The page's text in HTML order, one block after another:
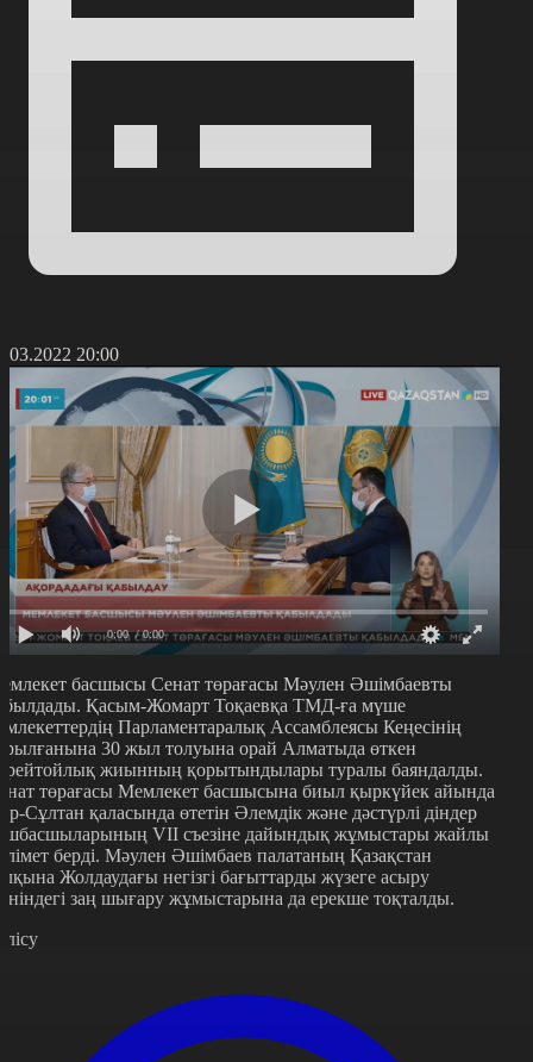
20:00
0:00 / 0:00
басшысы Сенат төрағасы Мәулен Әшімбаевты
Қасым-Жомарт Тоқаевқа ТМД-ға мүше
Парламентаралық Ассамблеясы Кеңесінің
30 жыл толуына орай Алматыда өткен
жиынның қорытындылары туралы баяндалды.
төрағасы Мемлекет басшысына биыл қыркүйек айында
Сұлтан қаласында өтетін Әлемдік және дәстүрлі діндер
VII съезіне дайындық жұмыстары жайлы
берді. Мәулен Әшімбаев палатаның Қазақстан
Жолдаудағы негізгі бағыттарды жүзеге асыру
заң шығару жұмыстарына да ерекше тоқталды.